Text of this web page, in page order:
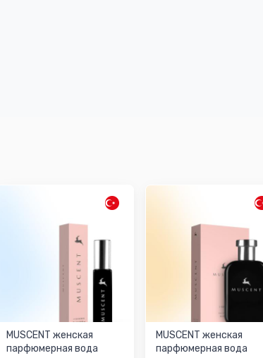
MUSCENT женская
парфюмерная вода
MUSCENT женская
парфюмерная вода